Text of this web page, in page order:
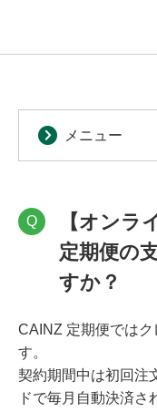
メニュー
Q
【オンラ
定期便の
すか？
CAINZ 定期便では
す。
契約期間中は初回注
ドで毎月自動決済さ